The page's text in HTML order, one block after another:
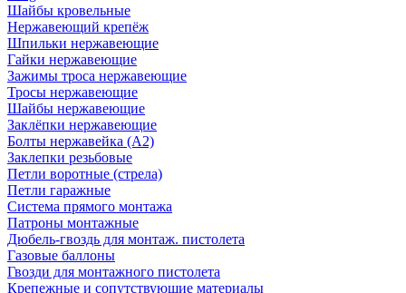
Шайбы кровельные
Нержавеющий крепёж
Шпильки нержавеющие
Гайки нержавеющие
Зажимы троса нержавеющие
Тросы нержавеющие
Шайбы нержавеющие
Заклёпки нержавеющие
Болты нержавейка (А2)
Заклепки резьбовые
Петли воротные (стрела)
Петли гаражные
Система прямого монтажа
Патроны монтажные
Дюбель-гвоздь для монтаж. пистолета
Газовые баллоны
Гвозди для монтажного пистолета
Крепежные и сопутствующие материалы